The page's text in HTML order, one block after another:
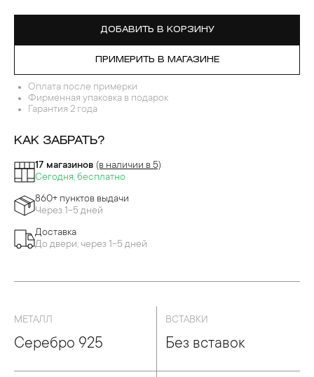
ДОБАВИТЬ В КОРЗИНУ
ПРИМЕРИТЬ В МАГАЗИНЕ
Оплата после примерки
Фирменная упаковка в подарок
Гарантия 2 года
КАК ЗАБРАТЬ?
17 магазинов (в наличии в 5)
Сегодня, бесплатно
860+ пунктов выдачи
Через 1-5 дней
Доставка
До двери, через 1-5 дней
МЕТАЛЛ
Серебро 925
ВСТАВКИ
Без вставок